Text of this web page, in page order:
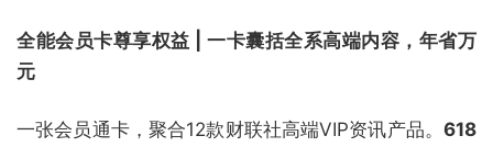
全能会员卡尊享权益 | 一卡囊括全系高端内容，年省万
元
一张会员通卡，聚合12款财联社高端VIP资讯产品。 618